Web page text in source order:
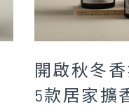
開啟秋冬
5款居家擴